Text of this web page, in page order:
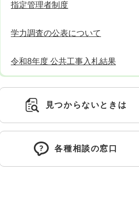
指定管理者制度
学力調査の公表について
令和8年度 公共工事入札結果
見つからないときは
各種相談の窓口